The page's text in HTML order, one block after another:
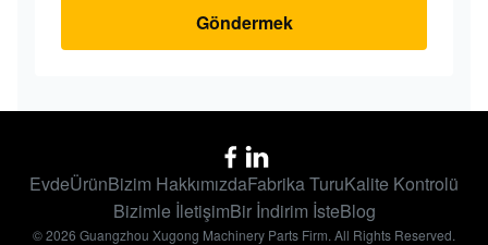
Göndermek
EvdeÜrünBizim HakkımızdaFabrika TuruKalite Kontrolü
Bizimle İletişimBir İndirim İsteBlog
© 2026 Guangzhou Xugong Machinery Parts Firm. All Rights Reserved.